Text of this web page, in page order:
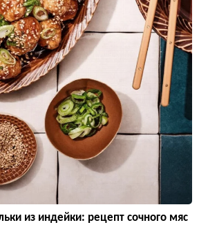
из индейки: рецепт сочного мяс